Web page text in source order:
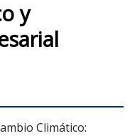
y
Climático: